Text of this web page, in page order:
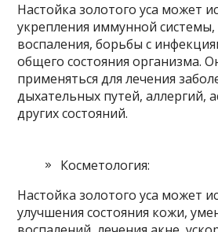
Настойка золотого уса может
укрепления иммунной
воспаления, борьбы с
общего состояния организма.
применяться для лечения
дыхательных путей, аллергий,
других состояний.
Косметология:
Настойка золотого уса может
улучшения состояния кожи,